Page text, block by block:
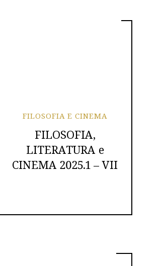
FILOSOFIA E CINEMA
FILOSOFIA,
LITERATURA e
CINEMA 2025.1 – VII